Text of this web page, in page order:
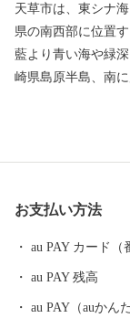
天草市は、東シナ
県の南西部に位置
藍より青い海や緑
崎県島原半島、南
域間交流などあら
お支払い方法
au PAY カード（
au PAY 残高
au PAY（auかん